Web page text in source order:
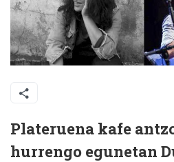
Plateruena kafe
hurrengo egunetan